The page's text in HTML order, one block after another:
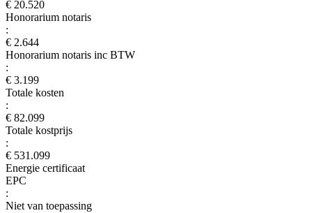
€ 20.520
Honorarium notaris
:
€ 2.644
Honorarium notaris inc BTW
:
€ 3.199
Totale kosten
:
€ 82.099
Totale kostprijs
:
€ 531.099
Energie certificaat
EPC
:
Niet van toepassing